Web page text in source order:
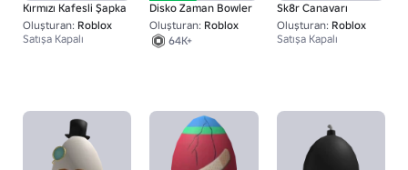
Kırmızı Kafesli Şapka
Oluşturan: Roblox
Satışa Kapalı
Disko Zaman Bowler
Oluşturan: Roblox
64K+
Sk8r Canavarı
Oluşturan: Roblox
Satışa Kapalı